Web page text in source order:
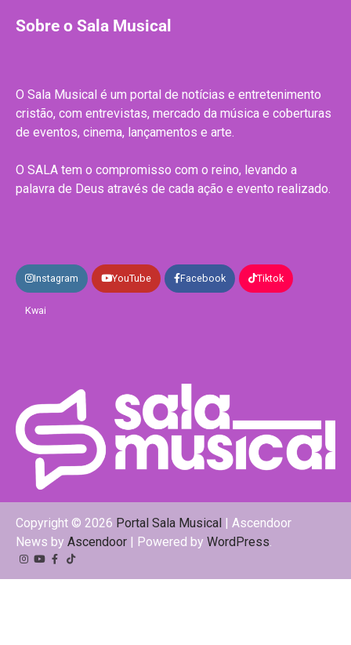
Sobre o Sala Musical
O Sala Musical é um portal de notícias e entretenimento
cristão, com entrevistas, mercado da música e coberturas
de eventos, cinema, lançamentos e arte.
O SALA tem o compromisso com o reino, levando a
palavra de Deus através de cada ação e evento realizado.
Instagram YouTube Facebook Tiktok
Kwai
Copyright © 2026 Portal Sala Musical
| Ascendoor
News by Ascendoor | Powered by WordPress.
Instagram
YouTube
Facebook
Tiktok